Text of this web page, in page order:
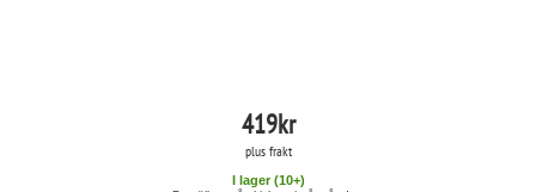
419kr
plus frakt
I lager (10+)